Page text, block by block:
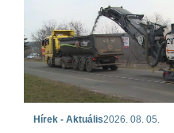
Hírek - Aktuális2026. 08. 05.